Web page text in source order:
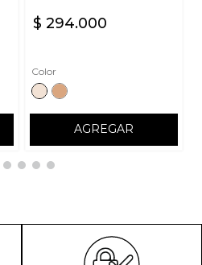
$ 294.000
Color
AGREGAR